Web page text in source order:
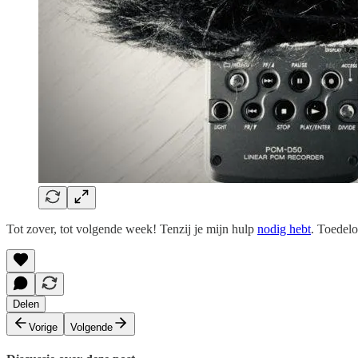
Tot zover, tot volgende week! Tenzij je mijn hulp nodig hebt.
Delen
Vorige
Volgende